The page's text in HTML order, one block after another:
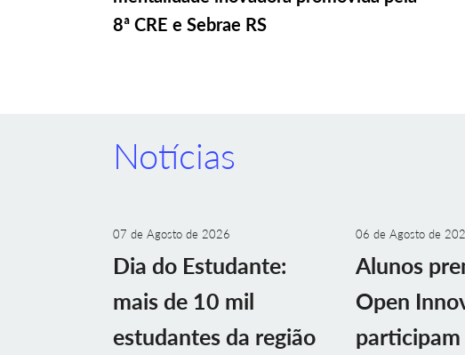
8ª CRE e Sebrae RS
Notícias
07 de Agosto de 2026
Dia do Estudante:
mais de 10 mil
estudantes da região
06 de Agosto de
Alunos
Open
participam